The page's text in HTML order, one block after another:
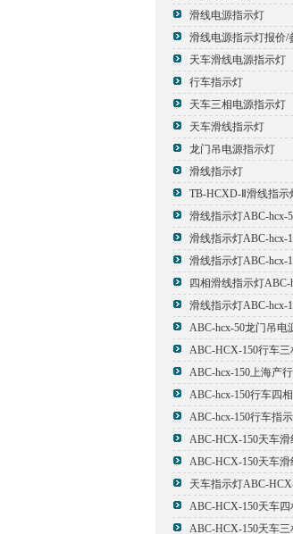
滑线电源指示灯
滑线电源指示灯报价/
天车滑线电源指示灯
行车指示灯
天车三相电源指示灯
天车滑线指示灯
龙门吊电源指示灯
滑线指示灯
滑线指示灯ABC-hcx-
滑线指示灯ABC-hcx-
滑线指示灯ABC-hcx-
四相滑线指示灯ABC-
滑线指示灯ABC-hcx-
ABC-hcx-50龙门吊电
ABC-hcx-150行车指
ABC-HCX-150天车
ABC-HCX-150天车
天车指示灯ABC-